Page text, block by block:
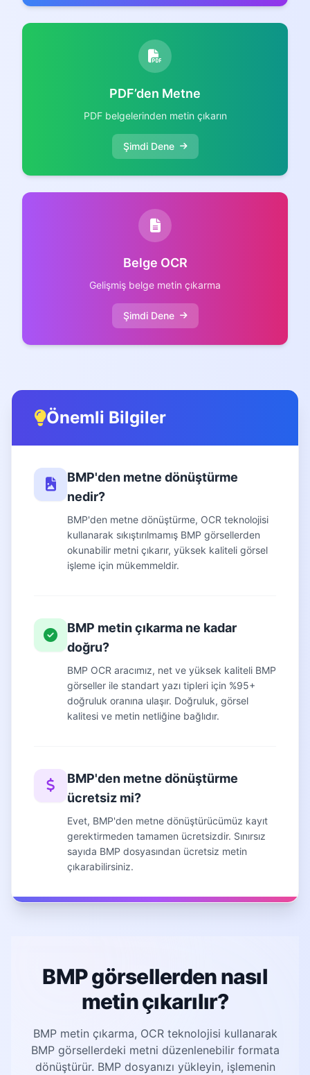
PDF’den Metne
PDF belgelerinden metin çıkarın
Şimdi Dene
Belge OCR
Gelişmiş belge metin çıkarma
Şimdi Dene
Önemli Bilgiler
BMP'den metne dönüştürme
nedir?
BMP'den metne dönüştürme, OCR teknolojisi
kullanarak sıkıştırılmamış BMP görsellerden
okunabilir metni çıkarır, yüksek kaliteli görsel
işleme için mükemmeldir.
BMP metin çıkarma ne kadar
doğru?
BMP OCR aracımız, net ve yüksek kaliteli BMP
görseller ile standart yazı tipleri için %95+
doğruluk oranına ulaşır. Doğruluk, görsel
kalitesi ve metin netliğine bağlıdır.
BMP'den metne dönüştürme
ücretsiz mi?
Evet, BMP'den metne dönüştürücümüz kayıt
gerektirmeden tamamen ücretsizdir. Sınırsız
sayıda BMP dosyasından ücretsiz metin
çıkarabilirsiniz.
BMP görsellerden nasıl
metin çıkarılır?
BMP metin çıkarma, OCR teknolojisi kullanarak
BMP görsellerdeki metni düzenlenebilir formata
dönüştürür. BMP dosyanızı yükleyin, işlemenin